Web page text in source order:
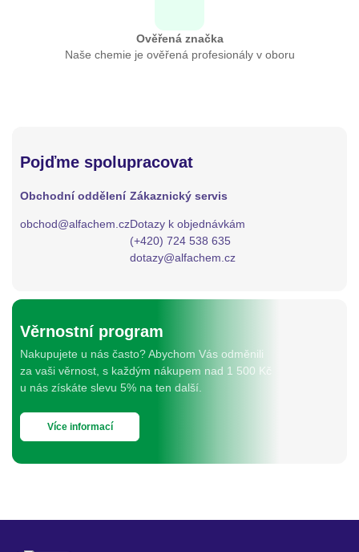
Ověřená značka
Naše chemie je ověřená profesionály v oboru
Pojďme spolupracovat
Obchodní oddělení
obchod@alfachem.cz
Zákaznický servis
Dotazy k objednávkám
(+420) 724 538 635
dotazy@alfachem.cz
Věrnostní program
Nakupujete u nás často? Abychom Vás odměnili
za vaši věrnost, s každým nákupem nad 1 500 Kč
u nás získáte slevu 5% na ten další.
Více informací